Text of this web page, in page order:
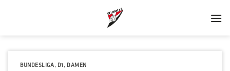
BUNDESLIGA, D1 , DAMEN